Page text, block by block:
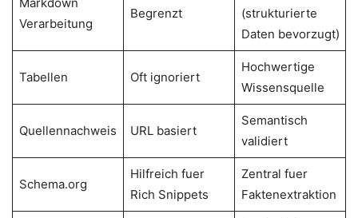
Verarbeitung
Begrenzt
(strukturierte
Daten bevorzugt)
Tabellen Oft ignoriert
Hochwertige
Wissensquelle
Quellennachweis URL basiert
Semantisch
validiert
Schema.org
Hilfreich fuer
Rich Snippets
Zentral fuer
Faktenextraktion